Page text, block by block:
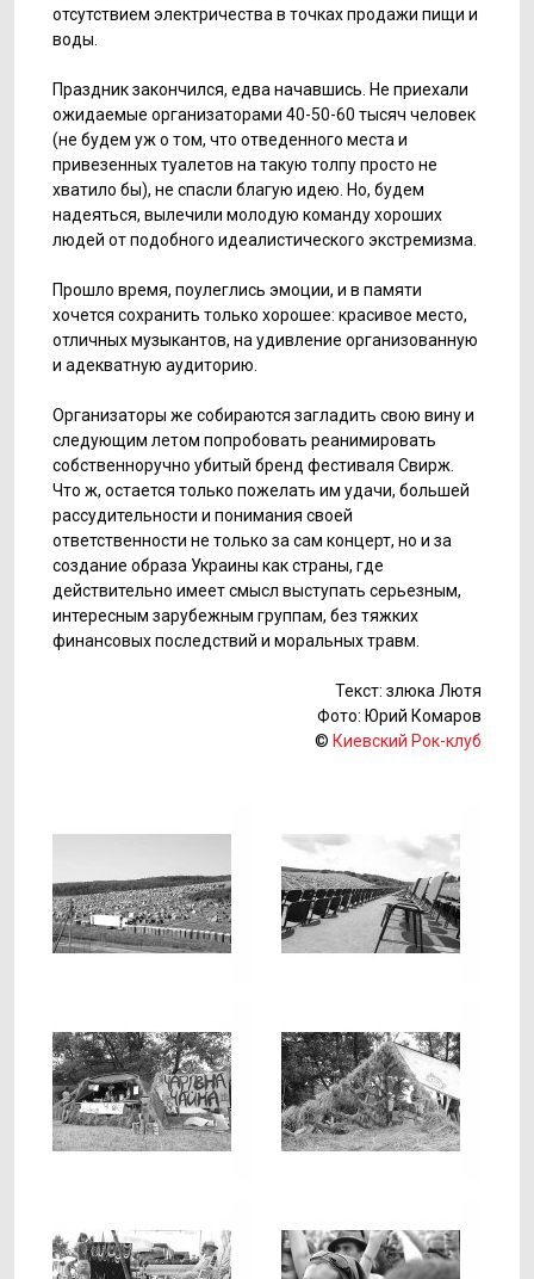
отсутствием электричества в точках продажи пищи и
воды.
Праздник закончился, едва начавшись. Не приехали
ожидаемые организаторами 40-50-60 тысяч человек
(не будем уж о том, что отведенного места и
привезенных туалетов на такую толпу просто не
хватило бы), не спасли благую идею. Но, будем
надеяться, вылечили молодую команду хороших
людей от подобного идеалистического экстремизма.
Прошло время, поулеглись эмоции, и в памяти
хочется сохранить только хорошее: красивое место,
отличных музыкантов, на удивление организованную
и адекватную аудиторию.
Организаторы же собираются загладить свою вину и
следующим летом попробовать реанимировать
собственноручно убитый бренд фестиваля Свирж.
Что ж, остается только пожелать им удачи, большей
рассудительности и понимания своей
ответственности не только за сам концерт, но и за
создание образа Украины как страны, где
действительно имеет смысл выступать серьезным,
интересным зарубежным группам, без тяжких
финансовых последствий и моральных травм.
Текст: злюка Лютя
Фото: Юрий Комаров
© Киевский Рок-клуб